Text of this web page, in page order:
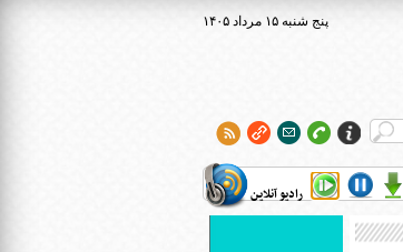
۱۴۰۵ پنج شنبه ۱۵ مرداد
رادیو آنلاین